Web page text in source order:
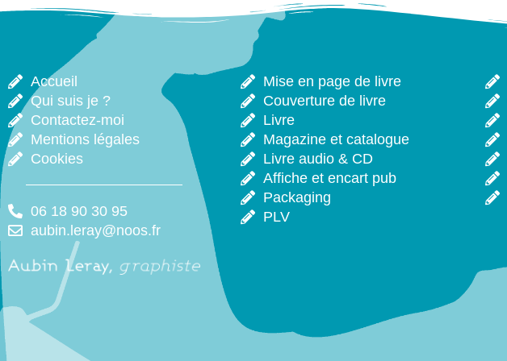
Accueil
Qui suis je ?
Contactez-moi
Mentions légales
Cookies
06 18 90 30 95
aubin.leray@noos.fr
Mise en page de livre
Couverture de livre
Livre
Magazine et catalogue
Livre audio & CD
Affiche et encart pub
Packaging
PLV